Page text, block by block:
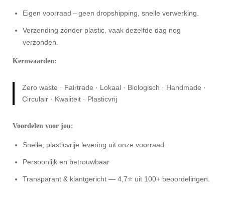
Eigen voorraad – geen dropshipping, snelle verwerking.
Verzending zonder plastic, vaak dezelfde dag nog
verzonden.
Kernwaarden:
Zero waste · Fairtrade · Lokaal · Biologisch · Handmade ·
Circulair · Kwaliteit · Plasticvrij
Voordelen voor jou:
Snelle, plasticvrije levering uit onze voorraad.
Persoonlijk en betrouwbaar
Transparant & klantgericht — 4,7⭐ uit 100+ beoordelingen.